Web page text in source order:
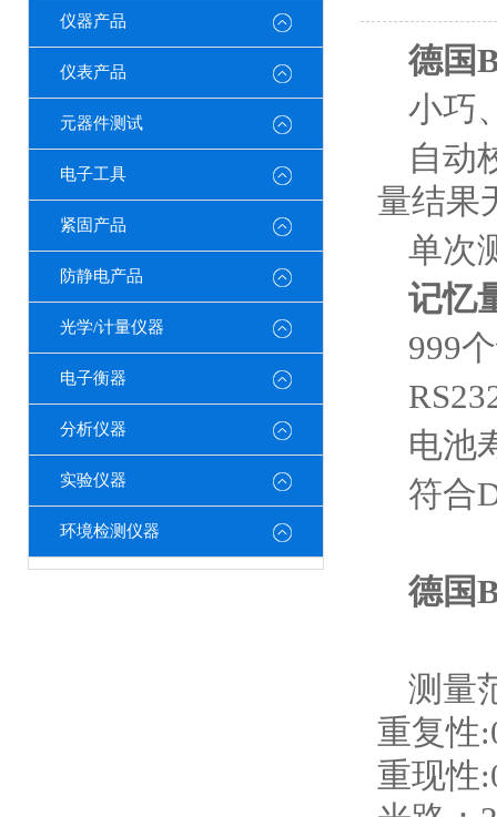
仪器产品
仪表产品
元器件测试
电子工具
紧固产品
防静电产品
光学/计量仪器
电子衡器
分析仪器
实验仪器
环境检测仪器
德国
小巧
自动
量结果
单次
记忆
999
电池
符合
德国
测量
重复性
重现性